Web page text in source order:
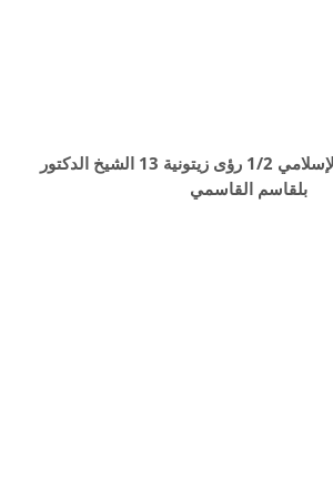
قراءة في التاريخ الإسلامي 1/2 رؤى زيتونية 13 الشيخ الدكتور
بلقاسم القاسمي